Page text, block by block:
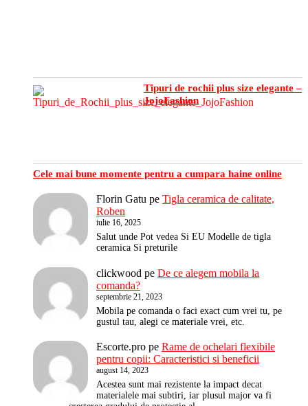
Tipuri de rochii plus size elegante –
JojoFashion
Cele mai bune momente pentru a cumpara haine online
Florin Gatu pe Tigla ceramica de calitate,
Roben
iulie 16, 2025
Salut unde Pot vedea Si EU Modelle de tigla
ceramica Si preturile
clickwood pe De ce alegem mobila la
comanda?
septembrie 21, 2023
Mobila pe comanda o faci exact cum vrei tu, pe
gustul tau, alegi ce materiale vrei, etc.
Escorte.pro pe Rame de ochelari flexibile
pentru copii: Caracteristici si beneficii
august 14, 2023
Acestea sunt mai rezistente la impact decat
materialele mai subtiri, iar plusul major va fi